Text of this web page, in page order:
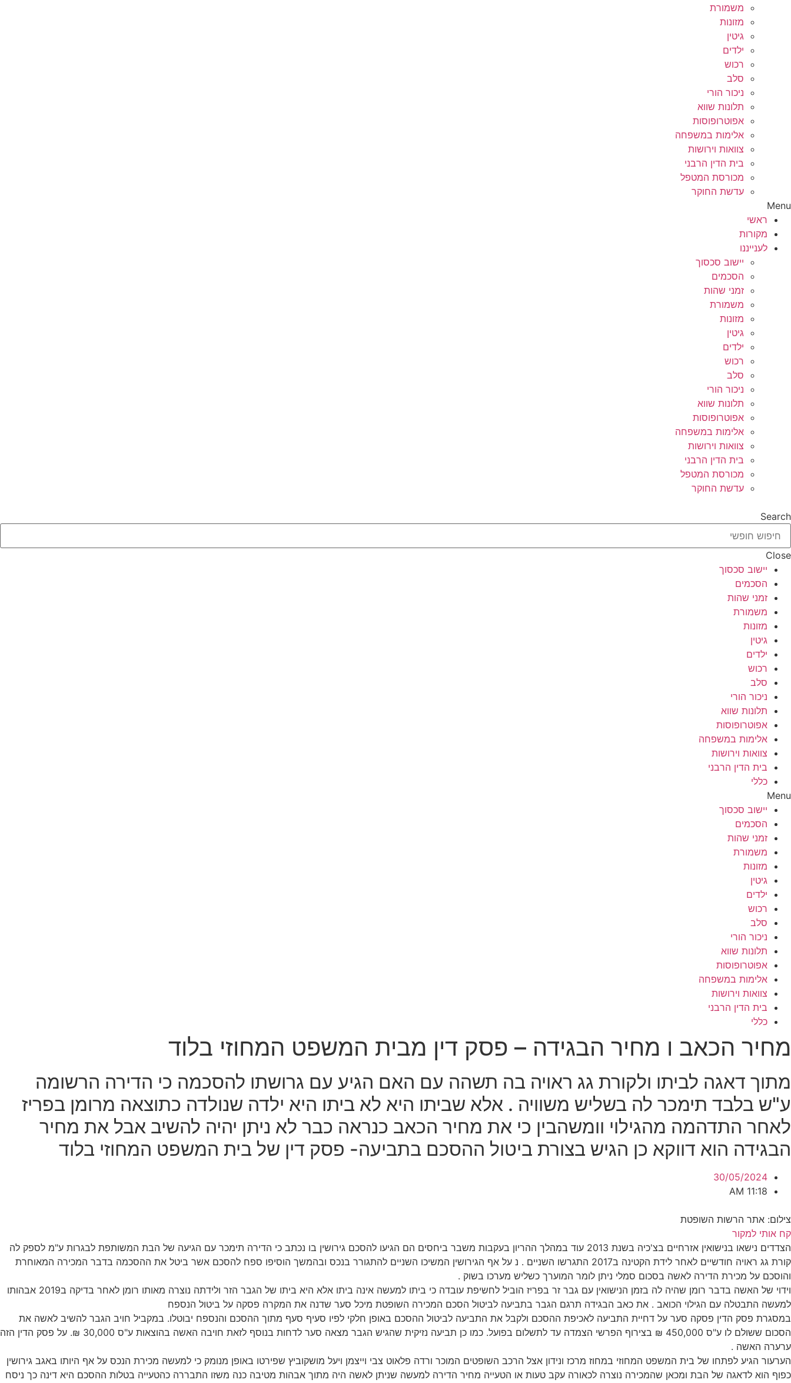
משמורת
מזונות
גיטין
ילדים
רכוש
סלב
ניכור הורי
תלונות שווא
אפוטרופוסות
אלימות במשפחה
צוואות וירושות
בית הדין הרבני
מכורסת המטפל
עדשת החוקר
Menu
ראשי
מקורות
לענייננו
יישוב סכסוך
הסכמים
זמני שהות
משמורת
מזונות
גיטין
ילדים
רכוש
סלב
ניכור הורי
תלונות שווא
אפוטרופוסות
אלימות במשפחה
צוואות וירושות
בית הדין הרבני
מכורסת המטפל
עדשת החוקר
Search
Close
יישוב סכסוך
הסכמים
זמני שהות
משמורת
מזונות
גיטין
ילדים
רכוש
סלב
ניכור הורי
תלונות שווא
אפוטרופוסות
אלימות במשפחה
צוואות וירושות
בית הדין הרבני
כללי
Menu
יישוב סכסוך
הסכמים
זמני שהות
משמורת
מזונות
גיטין
ילדים
רכוש
סלב
ניכור הורי
תלונות שווא
אפוטרופוסות
אלימות במשפחה
צוואות וירושות
בית הדין הרבני
כללי
מחיר הכאב ו מחיר הבגידה – פסק דין מבית המשפט המחוזי בלוד
מתוך דאגה לביתו ולקורת גג ראויה בה תשהה עם האם הגיע עם גרושתו להסכמה כי הדירה הרשומה
ע"ש בלבד תימכר לה בשליש משוויה . אלא שביתו היא לא ביתו היא ילדה שנולדה כתוצאה מרומן בפריז
לאחר התדהמה מהגילוי וומשהבין כי את מחיר הכאב כנראה כבר לא ניתן יהיה להשיב אבל את מחיר
הבגידה הוא דווקא כן הגיש בצורת ביטול ההסכם בתביעה- פסק דין של בית המשפט המחוזי בלוד
30/05/2024
11:18 AM
צילום: אתר הרשות השופטת
קח אותי למקור
הצדדים נישאו בנישואין אזרחיים בצ'כיה בשנת 2013 עוד במהלך ההריון בעקבות משבר ביחסים הם הגיעו להסכם גירושין בו נכתב כי הדירה תימכר עם הגיעה של הבת המשותפת לבגרות ע"מ לספק לה
קורת גג ראויה חודשיים לאחר לידת הקטינה ב2017 התגרשו השניים . נ על אף הגירושין המשיכו השניים להתגורר בנכס ובהמשך הוסיפו ספח להסכם אשר ביטל את ההסכמה בדבר המכירה המאוחרת
והוסכם על מכירת הדירה לאשה בסכום סמלי ניתן לומר המוערך כשליש מערכו בשוק .
וידוי של האשה בדבר רומן שהיה לה בזמן הנישואין עם גבר זר בפריז הוביל לחשיפת עובדה כי ביתו למעשה אינה ביתו אלא היא ביתו של הגבר הזר ולידתה נוצרה מאותו רומן לאחר בדיקה ב2019 אבהותו
למעשה התבטלה עם הגילוי הכואב . את כאב הבגידה תרגם הגבר בתביעה לביטול הסכם המכירה השופטת מיכל סער שדנה את המקרה פסקה על ביטול הנספח
במסגרת פסק הדין פסקה סער על דחיית התביעה לאכיפת ההסכם ולקבל את התביעה לביטול ההסכם באופן חלקי לפיו סעיף סעף מתוך ההסכם והנספח יבוטלו. במקביל חויב הגבר להשיב לאשה את
הסכום ששולם לו ע"ס 450,000 ₪ בצירוף הפרשי הצמדה עד לתשלום בפועל. כמו כן תביעה נזיקית שהגיש הגבר מצאה סער לדחות בנוסף לזאת חויבה האשה בהוצאות ע"ס 30,000 ₪. על פסק הדין הזה
ערערה האשה .
הערעור הגיע לפתחו של בית המשפט המחוזי במחוז מרכז ונידון אצל הרכב השופטים המוכר ורדה פלאוט צבי וייצמן ויעל מושקוביץ שפירטו באופן מנומק כי למעשה מכירת הנכס על אף היותו באגב גירושין
כפוף הוא לדאגה של הבת ומכאן שהמכירה נוצרה לכאורה עקב טעות או הטעייה מחיר הדירה למעשה שניתן לאשה היה מתוך אבהות מטיבה כנה משזו התבררה כהטעייה בטלות ההסכם היא דינה כך ניסח